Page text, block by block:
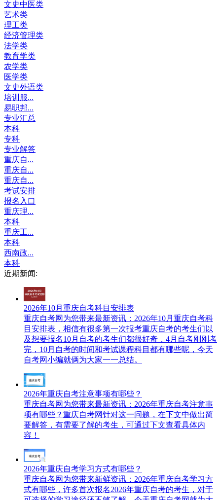
文史中医类
艺术类
理工类
经济管理类
法学类
教育学类
农学类
医学类
文史外语类
培训服...
易职邦...
专业汇总
本科
专科
专业解答
重庆自...
重庆自...
重庆自...
考试安排
报名入口
重庆理...
本科
重庆工...
本科
西南政...
本科
近期新闻:
2026年10月重庆自考科目安排表
重庆自考网​为您带来最新资讯：2026年10月重庆自考科
目安排表，相信有很多第一次报考重庆自考的考生们以
及想要报名10月自考的考生们都很好奇，4月自考刚刚考
完，10月自考的时间和考试课程科目都有哪些呢，今天
自考网小编就俩为大家一一总结。
2026年重庆自考注意事项有哪些？
重庆自考网为您带来最新资讯：2026年重庆自考注意事
项有哪些？重庆自考网针对这一问题，在下文中做出简
要解答，有需要了解的考生，可通过下文查看具体内
容！
2026年重庆自考学习方式有哪些？
重庆自考网为您带来新鲜资讯：2026年重庆自考学习方
式有哪些，许多首次报名2026年重庆自考的考生，对于